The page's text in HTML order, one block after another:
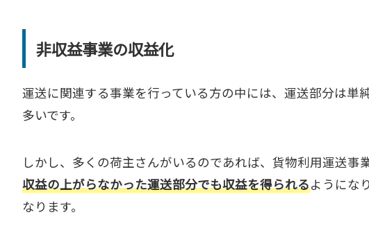
非収益事業の収益化
運送に関連する事業を行っている方の中には、運送部分は単
多いです。
しかし、多くの荷主さんがいるのであれば、貨物利用運送事
収益の上がらなかった運送部分でも収益を得られるようにな
なります。